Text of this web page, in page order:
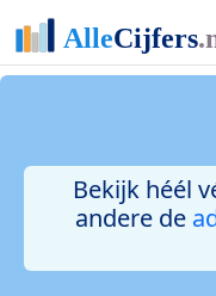
Bekijk héél
andere de